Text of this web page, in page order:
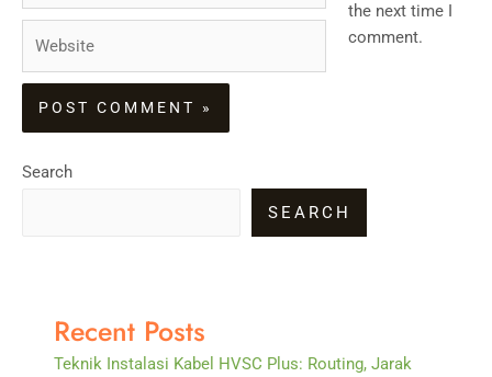
the next time I
comment.
Search
SEARCH
Recent Posts
Teknik Instalasi Kabel HVSC Plus: Routing, Jarak